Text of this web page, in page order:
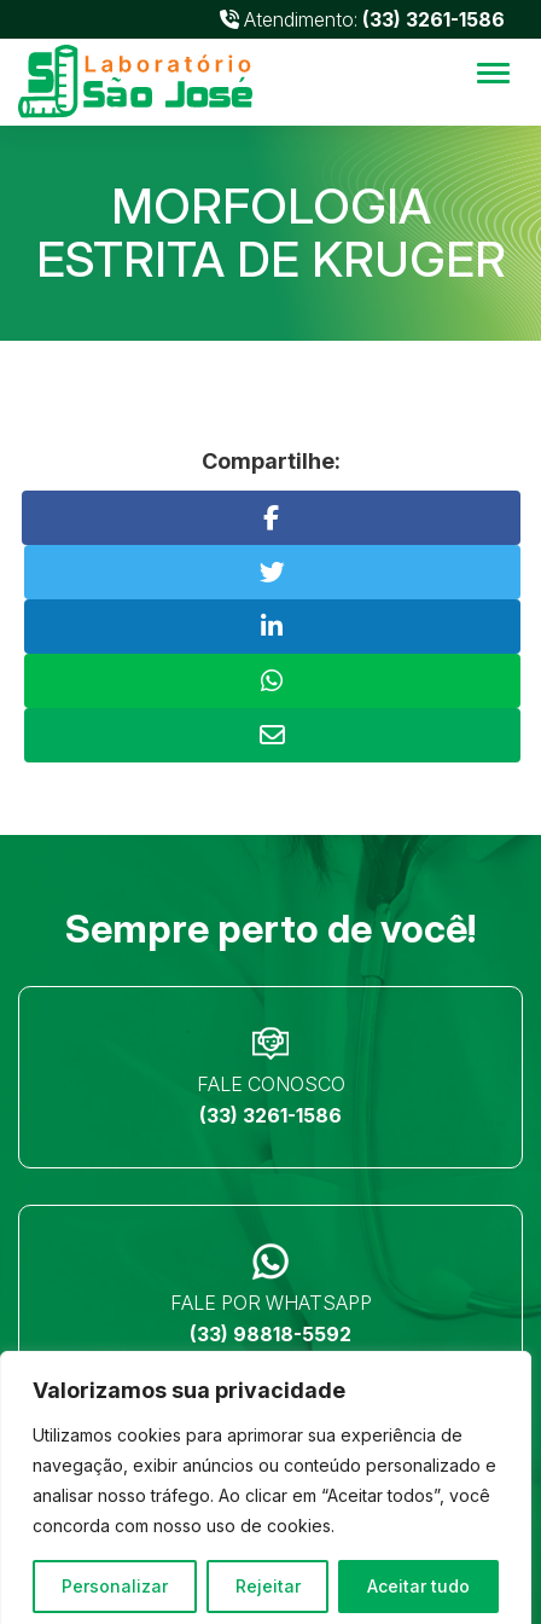
Valorizamos sua privacidade
Utilizamos cookies para aprimorar sua experiência de
navegação, exibir anúncios ou conteúdo personalizado e
analisar nosso tráfego. Ao clicar em “Aceitar todos”, você
concorda com nosso uso de cookies.
Personalizar Rejeitar Aceitar tudo
Atendimento: (33) 3261-1586
MORFOLOGIA
ESTRITA DE KRUGER
Compartilhe:
Sempre perto de você!
FALE CONOSCO
(33) 3261-1586
FALE POR WHATSAPP
(33) 98818-5592
LOCALIZAÇÃO